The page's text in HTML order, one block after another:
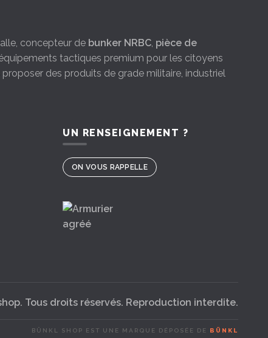
concepteur de bunker NRBC, pièce de
tactiques premium pour les citoyens
des produits de grade militaire, industriel
UN RENSEIGNEMENT ?
ON VOUS RAPPELLE
Tous droits réservés. Reproduction interdite.
BÜNKL SHOP EST UNE MARQUE DÉPOSÉE DE BÜNKL